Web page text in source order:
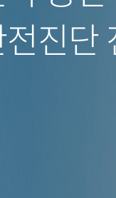
진단